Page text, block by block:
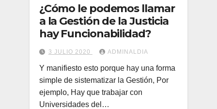
¿Cómo le podemos llamar
a la Gestión de la Justicia
hay Funcionabilidad?
3 JULIO 2020 ADMINALDIA
Y manifiesto esto porque hay una forma
simple de sistematizar la Gestión, Por
ejemplo, Hay que trabajar con
Universidades del…